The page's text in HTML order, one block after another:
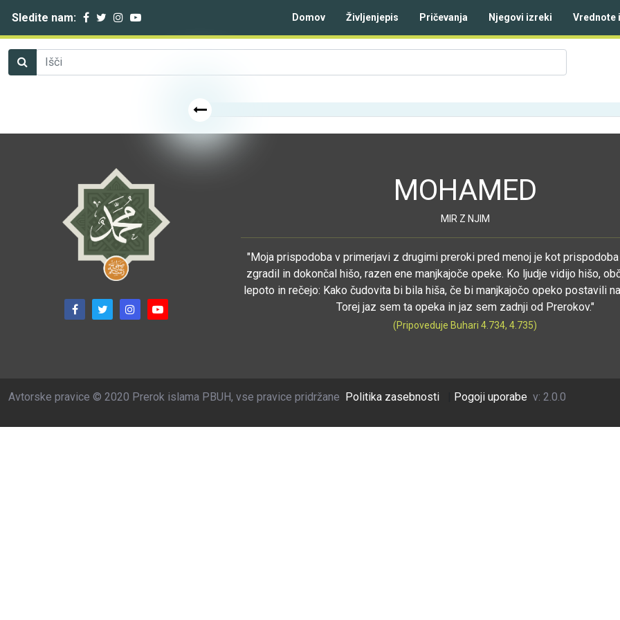
Sledite nam: Domov Življenjepis Pričevanja Njegovi izreki Vrednote
MOHAMED
MIR Z NJIM
"Moja prispodoba v primerjavi z drugimi preroki pred menoj je kot
zgradil in dokončal hišo, razen ene manjkajoče opeke. Ko ljudje vidijo hišo,
lepoto in rečejo: Kako čudovita bi bila hiša, če bi manjkajočo opeko postavili
Torej jaz sem ta opeka in jaz sem zadnji od Prerokov."
(Pripoveduje Buhari 4.734, 4.735)
Avtorske pravice © 2020 Prerok islama PBUH, vse pravice pridržane Politika zasebnosti Pogoji uporabe v: 2.0.0